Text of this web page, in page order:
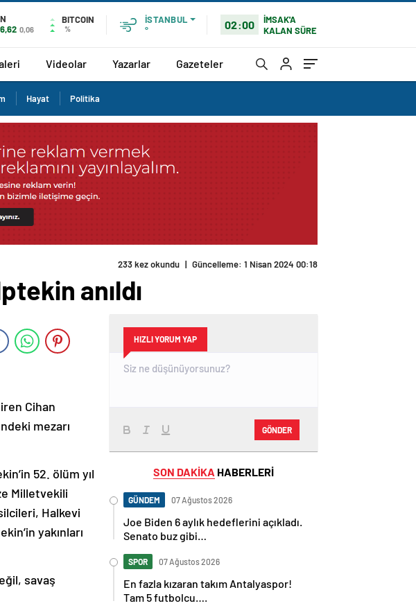
0,06
BITCOIN
%
İSTANBUL
°
02:00
İMSAK'A
KALAN SÜRE
Videolar Yazarlar Gazeteler
Hayat Politika
anıldı
Cihan
mezarı
52. ölüm yıl
Milletvekili
Halkevi
yakınları
savaş
HIZLI YORUM YAP
GÖNDER
SON DAKİKA HABERLERİ
GÜNDEM 07 Ağustos 2026
Joe Biden 6 aylık hedeflerini açıkladı.
Senato buz gibi…
SPOR 07 Ağustos 2026
En fazla kızaran takım Antalyaspor!
Tam 5 futbolcu….